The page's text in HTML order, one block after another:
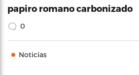
papiro romano carbonizado
0
Noticias